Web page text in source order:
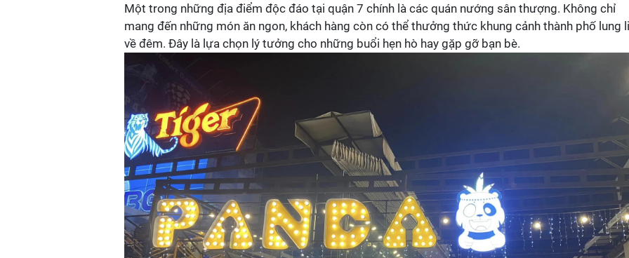
Một trong những địa điểm độc đáo tại quận 7 chính là các quán nướng sân thượng. Không chỉ
mang đến những món ăn ngon, khách hàng còn có thể thưởng thức khung cảnh thành phố lung
về đêm. Đây là lựa chọn lý tưởng cho những buổi hẹn hò hay gặp gỡ bạn bè.